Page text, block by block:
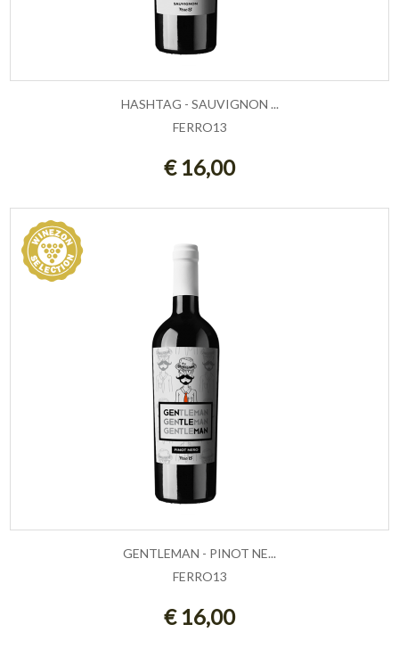
AGGIUNGI AL CARRELLO
HASHTAG - SAUVIGNON ...
FERRO13
€ 16,00
ESAURITO
GENTLEMAN - PINOT NE...
FERRO13
€ 16,00